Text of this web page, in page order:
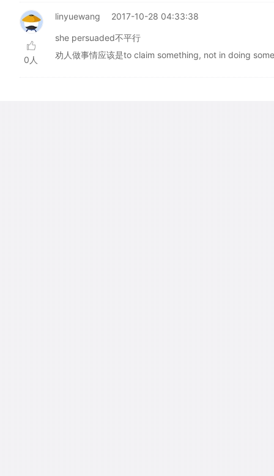
0人
linyuewang 2017-10-28 04:33:38
she persuaded不平行
劝人做事情应该是to claim something, not in doing